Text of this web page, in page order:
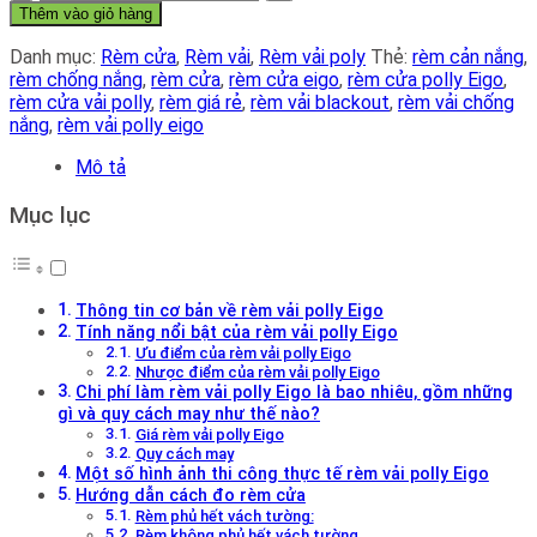
vải
polly
Eigo
số
lượng
Thêm vào giỏ hàng
Danh mục: Rèm cửa, Rèm vải, Rèm vải poly Thẻ: rèm cản nắng,
rèm chống nắng, rèm cửa, rèm cửa eigo, rèm cửa polly Eigo,
rèm cửa vải polly, rèm giá rẻ, rèm vải blackout, rèm vải chống
nắng, rèm vải polly eigo
Mô tả
Mục lục
Thông tin cơ bản về rèm vải polly Eigo
Tính năng nổi bật của rèm vải polly Eigo
Ưu điểm của rèm vải polly Eigo
Nhược điểm của rèm vải polly Eigo
Chi phí làm rèm vải polly Eigo là bao nhiêu, gồm những
gì và quy cách may như thế nào?
Giá rèm vải polly Eigo
Quy cách may
Một số hình ảnh thi công thực tế rèm vải polly Eigo
Hướng dẫn cách đo rèm cửa
Rèm phủ hết vách tường: